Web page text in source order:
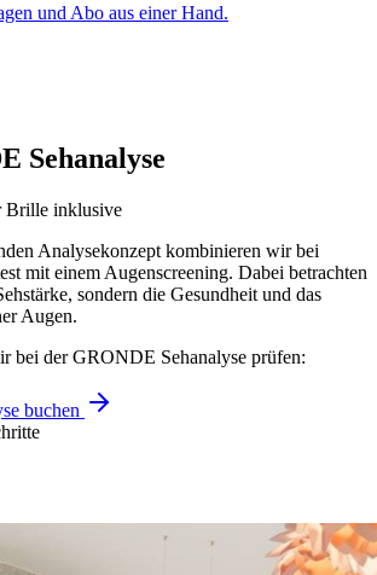
und Abo aus einer Hand.
Sehanalyse
Brille inklusive
Analysekonzept kombinieren wir bei
mit einem Augenscreening. Dabei betrachten
sondern die Gesundheit und das
Augen.
bei der GRONDE Sehanalyse prüfen:
buchen